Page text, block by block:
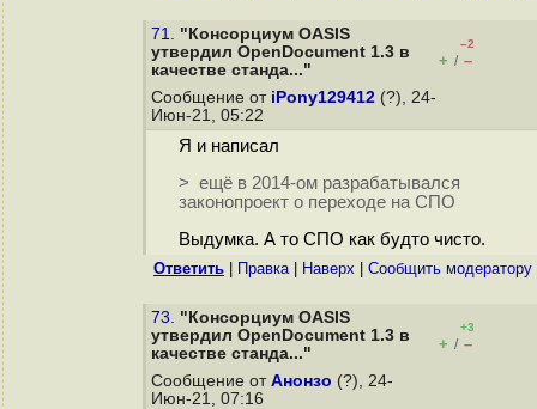
71. "Консорциум OASIS
утвердил OpenDocument 1.3 в
качестве станда..."
–2
+ / –
Сообщение от iPony129412 (?), 24-
Июн-21, 05:22
Я и написал
> ещё в 2014-ом разрабатывался
законопроект о переходе на СПО
Выдумка. А то СПО как будто чисто.
Ответить Правка| Наверх Cообщить модератору
73. "Консорциум OASIS
утвердил OpenDocument 1.3 в
качестве станда..."
+3
+ / –
Сообщение от Анонзо (?), 24-
Июн-21, 07:16